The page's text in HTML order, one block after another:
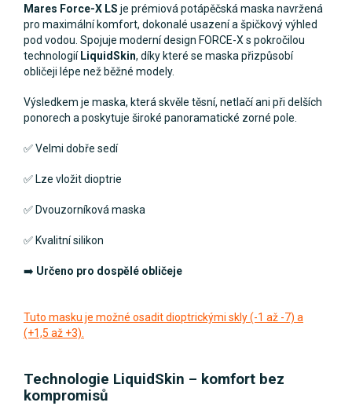
Mares Force-X LS je prémiová potápěčská maska navržená
pro maximální komfort, dokonalé usazení a špičkový výhled
pod vodou. Spojuje moderní design FORCE-X s pokročilou
technologií LiquidSkin, díky které se maska přizpůsobí
obličeji lépe než běžné modely.
Výsledkem je maska, která skvěle těsní, netlačí ani při delších
ponorech a poskytuje široké panoramatické zorné pole.
✅ Velmi dobře sedí
✅ Lze vložit dioptrie
✅ Dvouzorníková maska
✅ Kvalitní silikon
➡️ Určeno pro dospělé obličeje
Tuto masku je možné osadit dioptrickými skly (-1 až -7) a
(+1,5 až +3).
Technologie LiquidSkin – komfort bez
kompromisů